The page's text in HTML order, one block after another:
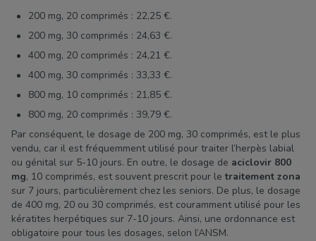
200 mg, 20 comprimés : 22,25 €.
200 mg, 30 comprimés : 24,63 €.
400 mg, 20 comprimés : 24,21 €.
400 mg, 30 comprimés : 33,33 €.
800 mg, 10 comprimés : 21,85 €.
800 mg, 20 comprimés : 39,79 €.
Par conséquent, le dosage de 200 mg, 30 comprimés, est le plus
vendu, car il est fréquemment utilisé pour traiter l’herpès labial
ou génital sur 5-10 jours. En outre, le dosage de aciclovir 800
mg, 10 comprimés, est souvent prescrit pour letraitement zona
sur 7 jours, particulièrement chez les seniors. De plus, le dosage
de 400 mg, 20 ou 30 comprimés, est couramment utilisé pour les
kératites herpétiques sur 7-10 jours. Ainsi, une ordonnance est
obligatoire pour tous les dosages, selon l’ANSM.